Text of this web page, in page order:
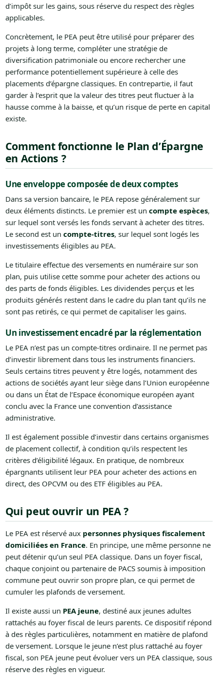
d’impôt sur les gains, sous réserve du respect des règles
applicables.
Concrètement, le PEA peut être utilisé pour préparer des
projets à long terme, compléter une stratégie de
diversification patrimoniale ou encore rechercher une
performance potentiellement supérieure à celle des
placements d’épargne classiques. En contrepartie, il faut
garder à l’esprit que la valeur des titres peut fluctuer à la
hausse comme à la baisse, et qu’un risque de perte en capital
existe.
Comment fonctionne le Plan d’Épargne
en Actions ?
Une enveloppe composée de deux comptes
Dans sa version bancaire, le PEA repose généralement sur
deux éléments distincts. Le premier est un compte espèces,
sur lequel sont versés les fonds servant à acheter des titres.
Le second est un compte-titres, sur lequel sont logés les
investissements éligibles au PEA.
Le titulaire effectue des versements en numéraire sur son
plan, puis utilise cette somme pour acheter des actions ou
des parts de fonds éligibles. Les dividendes perçus et les
produits générés restent dans le cadre du plan tant qu’ils ne
sont pas retirés, ce qui permet de capitaliser les gains.
Un investissement encadré par la réglementation
Le PEA n’est pas un compte-titres ordinaire. Il ne permet pas
d’investir librement dans tous les instruments financiers.
Seuls certains titres peuvent y être logés, notamment des
actions de sociétés ayant leur siège dans l’Union européenne
ou dans un État de l’Espace économique européen ayant
conclu avec la France une convention d’assistance
administrative.
Il est également possible d’investir dans certains organismes
de placement collectif, à condition qu’ils respectent les
critères d’éligibilité légaux. En pratique, de nombreux
épargnants utilisent leur PEA pour acheter des actions en
direct, des OPCVM ou des ETF éligibles au PEA.
Qui peut ouvrir un PEA ?
Le PEA est réservé aux personnes physiques fiscalement
domiciliées en France. En principe, une même personne ne
peut détenir qu’un seul PEA classique. Dans un foyer fiscal,
chaque conjoint ou partenaire de PACS soumis à imposition
commune peut ouvrir son propre plan, ce qui permet de
cumuler les plafonds de versement.
Il existe aussi un PEA jeune, destiné aux jeunes adultes
rattachés au foyer fiscal de leurs parents. Ce dispositif répond
à des règles particulières, notamment en matière de plafond
de versement. Lorsque le jeune n’est plus rattaché au foyer
fiscal, son PEA jeune peut évoluer vers un PEA classique, sous
réserve des règles en vigueur.